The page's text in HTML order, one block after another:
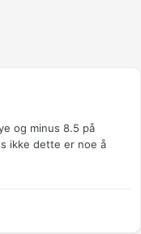
og minus 8.5 på
ikke dette er noe å